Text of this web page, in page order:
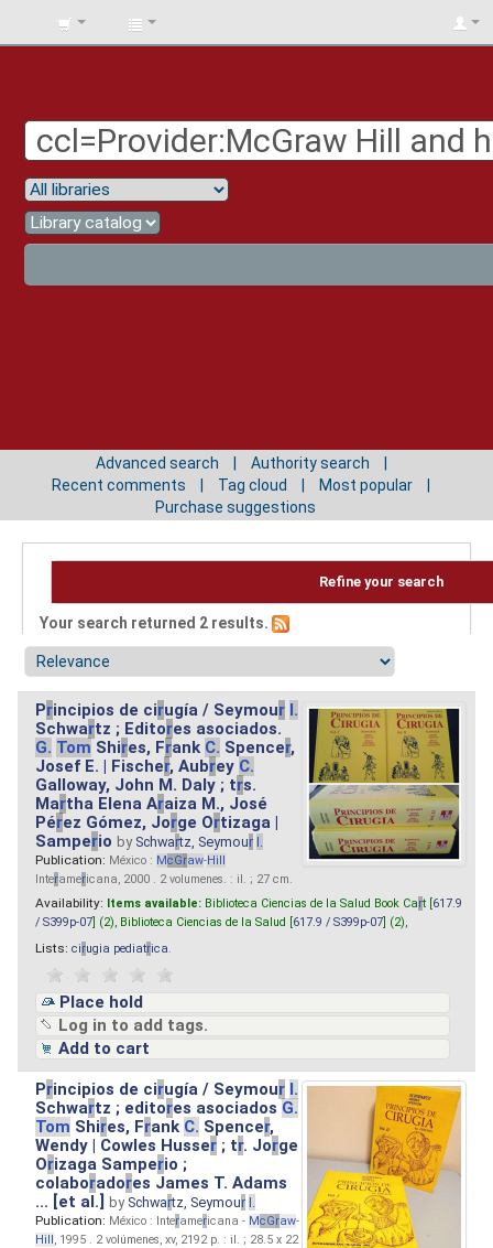
BIBLIOTECA
Advanced search
Authority search
Recent comments
Tag cloud
Most popular
Purchase suggestions
Refine your search
Your search returned 2 results.
Principios de cirugía / Seymour I.
Schwartz ; Editores asociados.
G. Tom Shires, Frank C. Spencer,
Josef E. | Fischer, Aubrey C.
Galloway, John M. Daly ; trs.
Martha Elena Araiza M., José
Pérez Gómez, Jorge Ortizaga |
Samperio by Schwartz, Seymour I.
Publication: México : McGraw-Hill
Interamericana, 2000 . 2 volumenes. : il. ; 27 cm.
Availability: Items available: Biblioteca Ciencias de la Salud Book Cart [ 617.9
/ S399p-07 ] (2), Biblioteca Ciencias de la Salud [ 617.9 / S399p-07 ] (2),
Lists: cirugia pediatrica
Place hold
Log in to add tags.
Add to cart
Principios de cirugía / Seymour I.
Schwartz ; editores asociados G.
Tom Shires, Frank C. Spencer,
Wendy | Cowles Husser ; tr. Jorge
Orizaga Samperio ;
colaboradores James T. Adams
... [et al.]by Schwartz, Seymour I.
Publication: México : Interamericana - McGraw-
Hill, 1995 . 2 volúmenes, xv, 2192 p. : il. ; 28.5 x 22